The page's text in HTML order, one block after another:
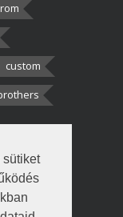
sütiket
custom
két
fél autót,